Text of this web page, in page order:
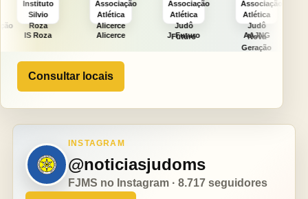
Alicerce J. Futuro AAJNG TSURU
Consultar locais
INSTAGRAM
@noticiasjudoms
FJMS no Instagram · 8.717 seguidores